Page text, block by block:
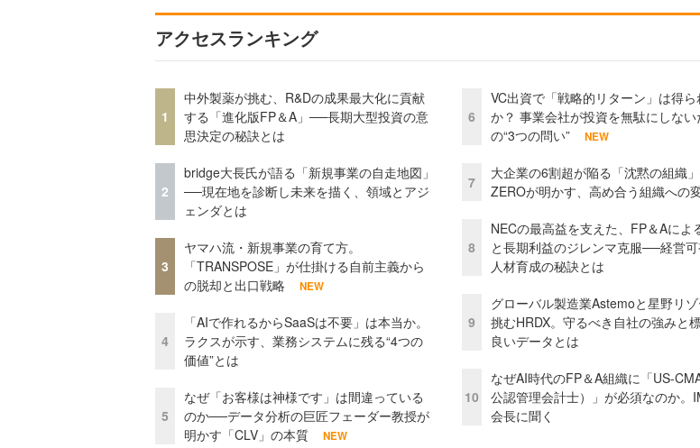
アクセスランキング
1
中外製薬が挑む、R&Dの成果最大化に貢献
する「進化版FP＆A」──長期大型投資の意
思決定の秘訣とは
2
bridge大長氏が語る「新規事業の自走地図」
──現在地を診断し未来を描く、領域とアジ
ェンダとは
3
ヤマハ流・新規事業の育て方。
「TRANSPOSE」が仕掛ける自前主義から
の脱却と出口戦略
NEW
4
「AIで作れるからSaaSは不要」は本当か。
ラクスが示す、業務システムに残る“4つの
価値”とは
5
なぜ「お客様は神様です」は間違っている
のか──データ分析の巨匠フェーダー教授が
明かす「CLV」の本質
NEW
6
VC出資で「戦略的リターン」は得ら
か？ 事業会社が投資を無駄にしない
の“3つの問い”
NEW
7
大企業の6割超が陥る「沈黙の組織
ZEROが明かす、高め合う組織への
8
NECの最高益を支えた、FP＆Aによ
と長期利益のジレンマ克服──経営可
人材育成の秘訣とは
9
グローバル製造業Astemoと星野リ
挑むHRDX。守るべき自社の強みと標
良いデータとは
10
なぜAI時代のFP＆A組織に「US-
公認管理会計士）」が必須なのか。
会長に聞く